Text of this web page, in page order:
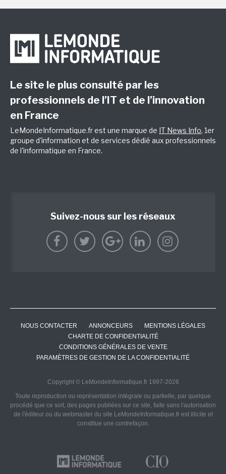
Le site le plus consulté par les
professionnels de l’IT et de l’innovation
en France
LeMondeInformatique.fr est une marque de IT News Info, 1er
groupe d'information et de services dédié aux professionnels
de l'informatique en France.
Suivez-nous sur les réseaux
NOUS CONTACTER ANNONCEURS
MENTIONS LÉGALES
CHARTE DE CONFIDENTIALITÉ
CONDITIONS GÉNÉRALES DE VENTE
PARAMÈTRES DE GESTION DE LA CONFIDENTIALITÉ
Copyright © LeMondeInformatique.fr 1997-2026
Toute reproduction ou représentation intégrale ou partielle, par quelque
procédé que ce soit, des pages publiées sur ce site, faite sans l'autorisation
de l'éditeur ou du webmaster du site LeMondeInformatique.fr est illicite et
constitue une contrefaçon.